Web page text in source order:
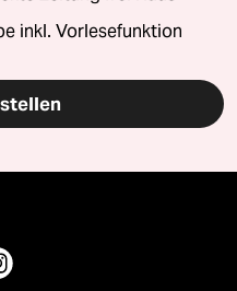
inkl. Vorlesefunktion